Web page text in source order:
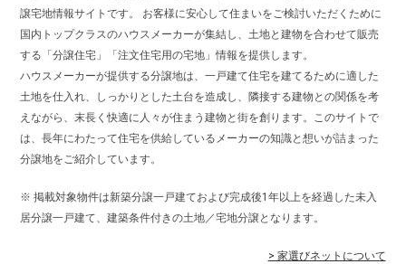
譲宅地情報サイトです。 お客様に安心して住まいをご検討いただくために
国内トップクラスのハウスメーカーが集結し、土地と建物を合わせて販売
する「分譲住宅」「注文住宅用の宅地」情報を提供します。
ハウスメーカーが提供する分譲地は、一戸建て住宅を建てるために適した
土地を仕入れ、しっかりとした土台を造成し、隣接する建物との関係を考
えながら、末長く快適に人々が住まう建物と街を創ります。このサイトで
は、長年にわたって住宅を供給しているメーカーの知識と想いが詰まった
分譲地をご紹介しています。
※ 掲載対象物件は新築分譲一戸建ておよび完成後1年以上を経過した未入
居分譲一戸建て、建築条件付きの土地／宅地分譲となります。
> 家選びネットについて